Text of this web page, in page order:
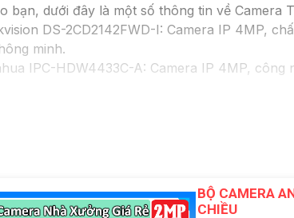
bạn, dưới đây là một số thông tin về Camera
DS-2CD2142FWD-I: Camera IP 4MP,
minh.
IPC-HDW4433C-A: Camera IP 4MP,
Vantech VP-131N: Camera
tra các yêu cầu kỹ thuật và tính năng mà
cụ thể hơn. Chúc bạn tìm được sản phẩm ưng ý!
BỘ CAMERA
CHIỀU